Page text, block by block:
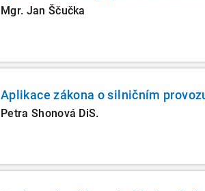
Mgr. Jan Ščučka
Aplikace zákona o silničním
Petra Shonová DiS.